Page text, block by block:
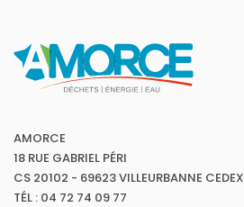
AMORCE
18 RUE GABRIEL PÉRI
CS 20102 - 69623 VILLEURBANNE CEDEX
TÉL : 04 72 74 09 77